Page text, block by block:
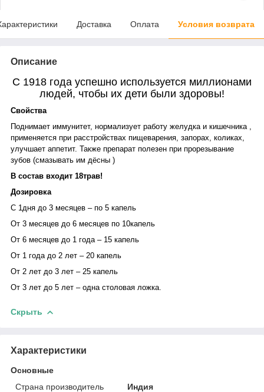
Доставка Оплата Условия возврата
Описание
С 1918 года успешно используется миллионами
людей, чтобы их дети были здоровы!
Свойства
Поднимает иммунитет, нормализует работу желудка и кишечника ,
применяется при расстройствах пищеварения, запорах, коликах,
улучшает аппетит. Также препарат полезен при прорезывание
зубов (смазывать им дёсны )
В состав входит 18трав!
Дозировка
С 1дня до 3 месяцев – по 5 капель
От 3 месяцев до 6 месяцев по 10капель
От 6 месяцев до 1 года – 15 капель
От 1 года до 2 лет – 20 капель
От 2 лет до 3 лет – 25 капель
От 3 лет до 5 лет – одна столовая ложка.
Скрыть
Характеристики
Основные
Страна производитель
Индия